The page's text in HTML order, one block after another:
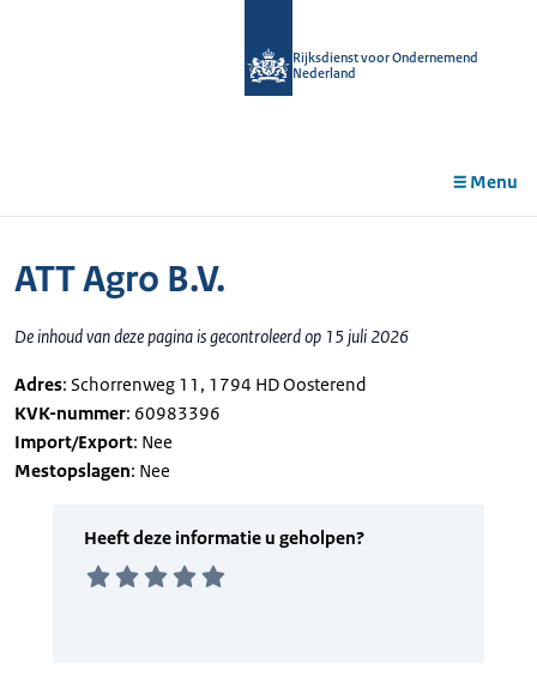
Rijksdienst voor Ondernemend
Nederland
Menu
ATT Agro B.V.
De inhoud van deze pagina is gecontroleerd op 15 juli 2026
Adres: Schorrenweg 11, 1794 HD Oosterend
KVK-nummer: 60983396
Import/Export: Nee
Mestopslagen: Nee